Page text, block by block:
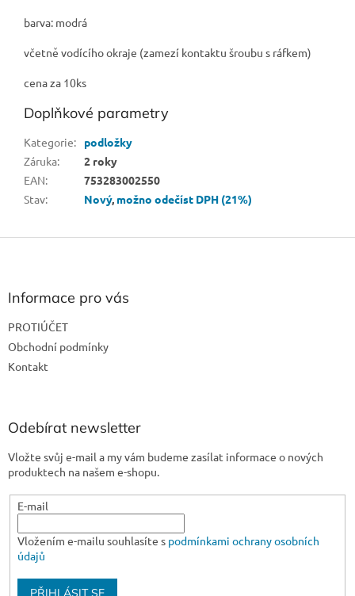
barva: modrá
včetně vodícího okraje (zamezí kontaktu šroubu s ráfkem)
cena za 10ks
Doplňkové parametry
Kategorie:
podložky
Záruka:
2 roky
EAN:
753283002550
Stav: Nový, možno odečíst DPH (21%)
Z
Informace pro vás
PROTIÚČET
Obchodní podmínky
Kontakt
Odebírat newsletter
Vložte svůj e-mail a my vám budeme zasílat informace o nových
produktech na našem e-shopu.
E-mail
Vložením e-mailu souhlasíte s podmínkami ochrany osobních
údajů